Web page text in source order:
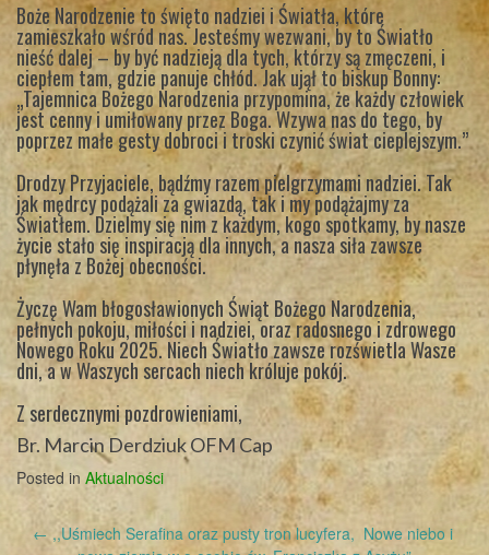
Boże Narodzenie to święto nadziei i Światła, które
zamieszkało wśród nas. Jesteśmy wezwani, by to Światło
nieść dalej – by być nadzieją dla tych, którzy są zmęczeni, i
ciepłem tam, gdzie panuje chłód. Jak ujął to biskup Bonny:
„Tajemnica Bożego Narodzenia przypomina, że każdy człowiek
jest cenny i umiłowany przez Boga. Wzywa nas do tego, by
poprzez małe gesty dobroci i troski czynić świat cieplejszym.”
Drodzy Przyjaciele, bądźmy razem pielgrzymami nadziei. Tak
jak mędrcy podążali za gwiazdą, tak i my podążajmy za
Światłem. Dzielmy się nim z każdym, kogo spotkamy, by nasze
życie stało się inspiracją dla innych, a nasza siła zawsze
płynęła z Bożej obecności.
Życzę Wam błogosławionych Świąt Bożego Narodzenia,
pełnych pokoju, miłości i nadziei, oraz radosnego i zdrowego
Nowego Roku 2025. Niech Światło zawsze rozświetla Wasze
dni, a w Waszych sercach niech króluje pokój.
Z serdecznymi pozdrowieniami,
Br. Marcin Derdziuk OFM Cap
Posted in Aktualności
Post
← ,,Uśmiech Serafina oraz pusty tron lucyfera, Nowe niebo i